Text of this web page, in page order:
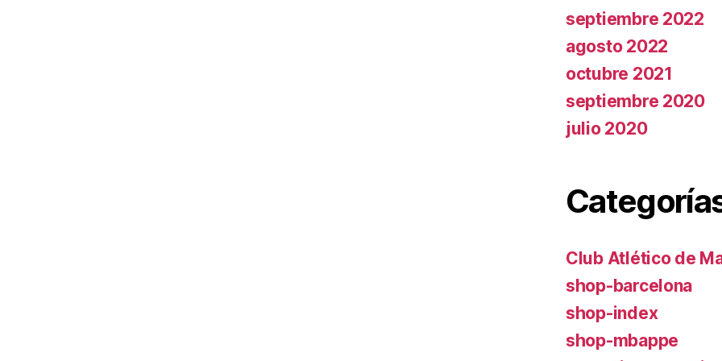
septiembre 2022
agosto 2022
octubre 2021
septiembre 2020
julio 2020
Club Atlético de
shop-barcelona
shop-index
shop-mbappe